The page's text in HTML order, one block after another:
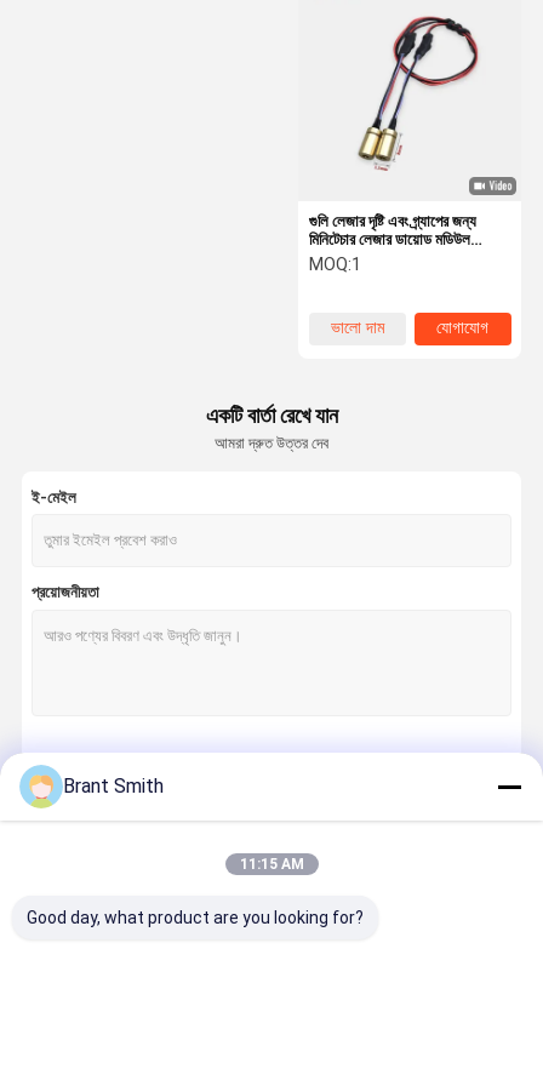
গুলি লেজার দৃষ্টি এবং গ্র্যাপের জন্য
মিনিটেচার লেজার ডায়োড মডিউল
650nm 1mW ছোট লেজার মাথা
MOQ:1
ভালো দাম যোগাযোগ
একটি বার্তা রেখে যান
আমরা দ্রুত উত্তর দেব
ই-মেইল
প্রয়োজনীয়তা
Brant Smith
11:15 AM
Good day, what product are you looking for?